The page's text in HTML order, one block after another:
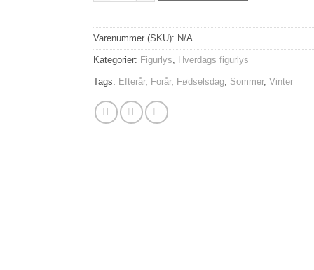
Varenummer (SKU): N/A
Kategorier: Figurlys Hverdags figurlys
Tags: Efterår, Forår, Fødselsdag Sommer,Vinter